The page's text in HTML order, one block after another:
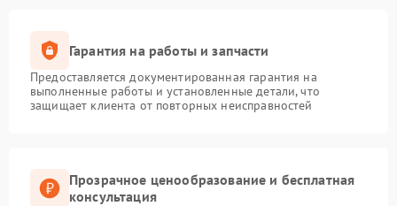
Гарантия на работы и запчасти
Предоставляется документированная гарантия на
выполненные работы и установленные детали, что
защищает клиента от повторных неисправностей
Прозрачное ценообразование и бесплатная
консультация